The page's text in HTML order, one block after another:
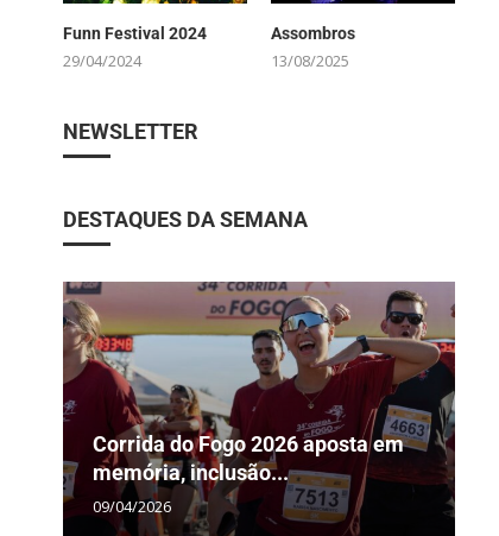
Funn Festival 2024
29/04/2024
Assombros
13/08/2025
NEWSLETTER
DESTAQUES DA SEMANA
Corrida do Fogo 2026 aposta em
memória, inclusão...
09/04/2026